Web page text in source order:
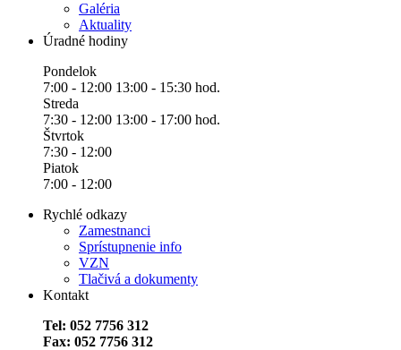
Galéria
Aktuality
Úradné hodiny
Pondelok
7:00 - 12:00 13:00 - 15:30 hod.
Streda
7:30 - 12:00 13:00 - 17:00 hod.
Štvrtok
7:30 - 12:00
Piatok
7:00 - 12:00
Rychlé odkazy
Zamestnanci
Sprístupnenie info
VZN
Tlačivá a dokumenty
Kontakt
Tel: 052 7756 312
Fax: 052 7756 312